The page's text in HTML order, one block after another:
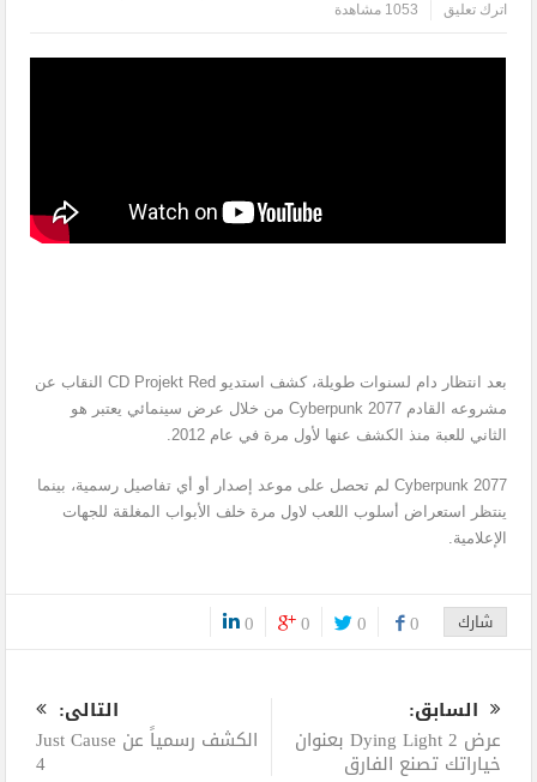
اترك تعليق
1053 مشاهدة
بعد انتظار دام لسنوات طويلة، كشف استديو CD Projekt Red النقاب عن
مشروعه القادم Cyberpunk 2077 من خلال عرض سينمائي يعتبر هو
الثاني للعبة منذ الكشف عنها لأول مرة في عام 2012.
Cyberpunk 2077 لم تحصل على موعد إصدار أو أي تفاصيل رسمية، بينما
ينتظر استعراض أسلوب اللعب لاول مرة خلف الأبواب المغلقة للجهات
الإعلامية.
شارك 0
0
0
0
السابق:
عرض Dying Light 2 بعنوان
خياراتك تصنع الفارق
التالى:
الكشف رسمياً عن Just Cause
4